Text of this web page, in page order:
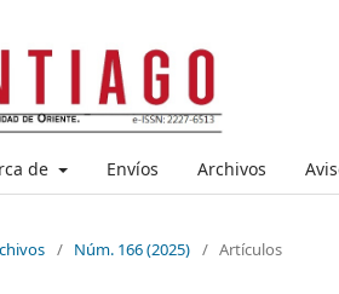
de Envíos Archivos
/ Núm. 166 (2025) / Artículos